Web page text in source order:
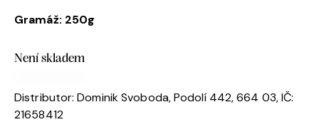
Gramáž: 250g
Není skladem
Distributor: Dominik Svoboda, Podolí 442, 664 03, IČ:
21658412